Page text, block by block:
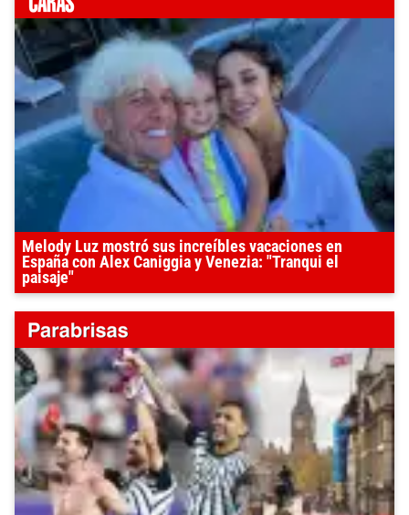
Melody Luz mostró sus increíbles vacaciones en
España con Alex Caniggia y Venezia: "Tranqui el
paisaje"